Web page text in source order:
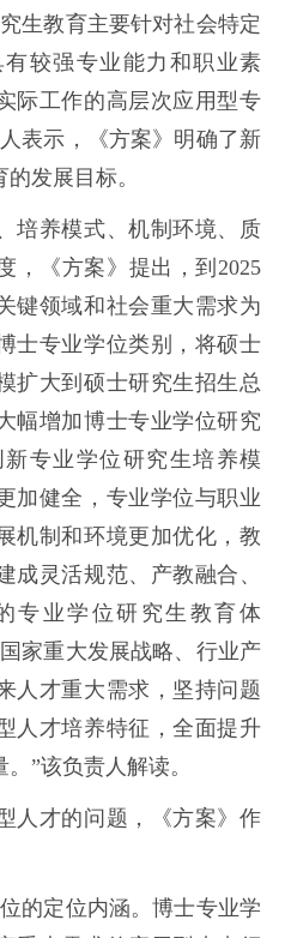
生教育主要针对社会特定
较强专业能力和职业素
际工作的高层次应用型专
表示，《方案》明确了新
的发展目标。
培养模式、机制环境、质
，《方案》提出，到2025
键领域和社会重大需求为
士专业学位类别，将硕士
扩大到硕士研究生招生总
幅增加博士专业学位研究
专业学位研究生培养模
加健全，专业学位与职业
机制和环境更加优化，教
成灵活规范、产教融合、
专业学位研究生教育体
家重大发展战略、行业产
人才重大需求，坚持问题
人才培养特征，全面提升
。”该负责人解读。
人才的问题，《方案》作
的定位内涵。博士专业学